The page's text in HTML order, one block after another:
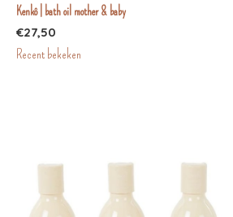
Kenkô | bath oil mother & baby
€27,50
Recent bekeken